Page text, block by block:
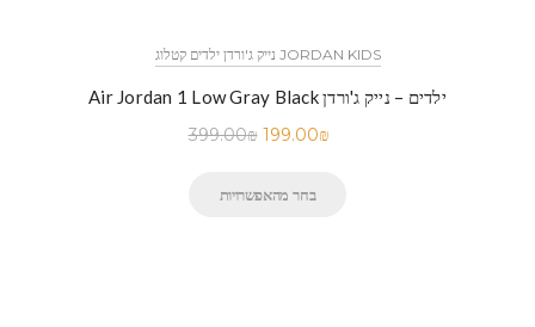
נייק ג'ורדן ילדים קטלוג JORDAN KIDS
Air Jordan 1 Low Gray Black ילדים – נייק ג'ורדן
399.00₪ 199.00₪
בחר מהאפשרויות